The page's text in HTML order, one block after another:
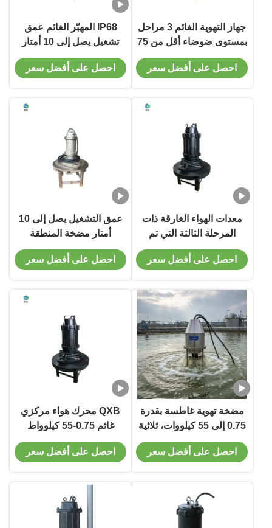
جهاز التهوية الغائم 3 مراحل
بمستوى ضوضاء أقل من 75
ديسيبل مصمم لتحسين
المياه في أنظمة التهوية
احصل على أفضل سعر
IP68 المهبّر الغائم عمق
تشغيل يصل إلى 10 أمتار
جهاز للحفاظ على الأكسجين
المذاب المثالي في أجسام
احصل على أفضل سعر
معدات الهواء الغارقة ذات
المرحلة الثالثة التي تم
تطويرها لتقديم نقل
الأكسجين وتحسين المياه في
احصل على أفضل سعر
عمق التشغيل يصل إلى 10
أمتار مضخة المنطقة
الغارقة 3 مراحل مصممة
للعمل المستمر في البيئات
احصل على أفضل سعر
مضخة تهوية غاطسة بقدرة
0.75 إلى 55 كيلووات، ثلاثية
الطور، مناسبة للعمل
المستمر في أحواض التهوية
احصل على أفضل سعر
QXB محرك هواء مركزي
غائم 0.75-55 كيلوواط
محرك هواء غائم
احصل على أفضل سعر